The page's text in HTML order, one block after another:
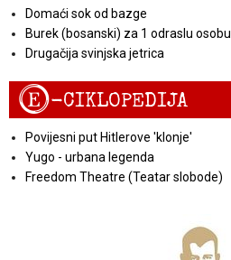
Domaći sok od bazge
Burek (bosanski) za 1 odraslu osobu
Drugačija svinjska jetrica
E-CIKLOPEDIJA
Povijesni put Hitlerove 'klonje'
Yugo - urbana legenda
Freedom Theatre (Teatar slobode)